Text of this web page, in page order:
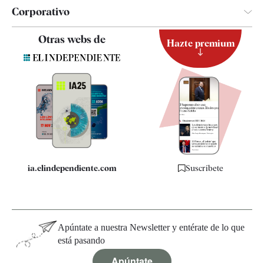
Corporativo
Contacto
Quiénes somos
Especificaciones
Otras webs de
ia.elindependiente.com
Hazte premium
Suscríbete
Apúntate a nuestra Newsletter y entérate de lo que
está pasando